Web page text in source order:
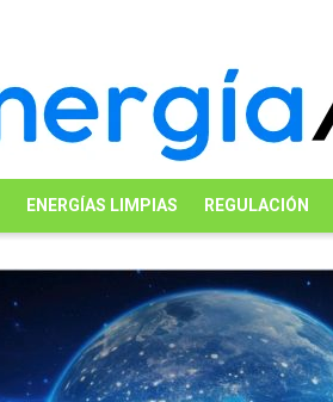
ENERGÍAS LIMPIAS REGULACIÓN